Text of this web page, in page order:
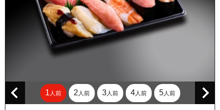
東京都目黒区目黒本町３丁目
東京都目黒区目黒本町４丁目
東京都目黒区目黒本町５丁目
東京都目黒区目黒本町６丁目
東京都目黒区八雲２丁目
東京都目黒区八雲３丁目
1人前 2 人前 3人前 4人前 5人前